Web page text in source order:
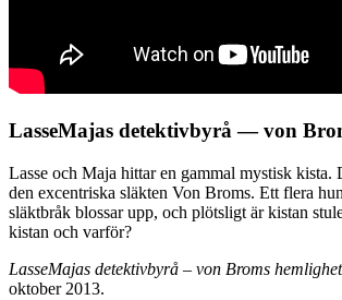
LasseMajas detektivbyrå — von
Lasse och Maja hittar en gammal mystisk kista.
den excentriska släkten Von Broms. Ett flera
släktbråk blossar upp, och plötsligt är kistan
kistan och varför?
LasseMajas detektivbyrå – von Broms hemlighet
oktober 2013.